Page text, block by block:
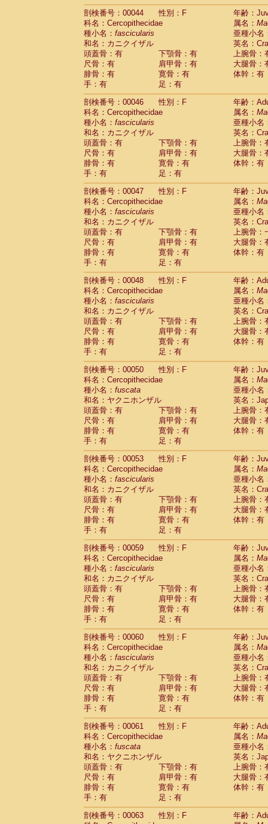
CercopithecidaeCercopithecus diana
CercopithecidaeCercopithecus
Cercopithecidae
Cercopithecus
Cercopithecidae
Cercopithecus mitis
CercopithecidaeCercopithecus mitis
CercopithecidaeCercopithecus mitis
CercopithecidaeCercopithecus mona
CercopithecidaeCercopithecus
CercopithecidaeCercopithecus
CercopithecidaeCercopithecus
Cercopithecidae
Cercopithecusspp.(0)
Cercopithecidae
Chlorocebus
CercopithecidaeChlorocebus
CercopithecidaeErythrocebus patas
CercopithecidaeMiopithecus talapoin
CercopithecidaeCercopithecinae spp.
CercopithecidaeColobus angolensis
CercopithecidaeColobus guereza (0)
Cercopithecidae Colobus polykomos
Cercopithecidae Piliocolobus badius
Cercopithecidae Kasi senex vetulus(1)
CercopithecidaeKasi senex
CercopithecidaeNasalis larvatus(0)
CercopithecidaePresbytes
CercopithecidaePygathrix nemaeus
CercopithecidaeSemnopithecus
Cercopithecidae
Trachypithecus
Cercopithecidae
Trachypithecus
Cercopithecidae
Trachypithecus
CercopithecidaeTrachypithecus
CercopithecidaeColobinae spp.(0)
CercopithecidaePresbytesinaespp.(0)
CercopithecidaeCercopithecidae
HylobatidaeHoolock hoolock(1)
HylobatidaeHylobates agilis
HylobatidaeHylobates klossii (0)
Hylobatidae
HylobatidaeHylobates moloch(2)
Hylobatidae Hylobates muelleri(0)
HylobatidaeHylobates pileatus(3)
Hylobatidae Hylobates
HylobatidaeHylobateshybrid(1)
HylobatidaeNomascus concolor(0)
HylobatidaeSymphalangus
Hominidae
(0)
Hominidae
Hominidae Gorilla gorilla beringei(0)
Hominidae Gorilla gorilla gorilla(0)
Primates misc.(0)
Scandentia Dendrogale melanura
Scandentia Ptilocercus lowii
ScandentiaTupaia glis
Scandentia
Scandentia
剖検番号：00044
性別：F
年齢：
科名：Cercopithecidae
属名：
種小名： fascicularis
亜種小名
和名：カニクイザル
英名：
頭蓋骨：有
下顎骨：有
上腕骨：
尺骨：有
肩甲骨：有
大腿骨：
腓骨：有
寛骨：有
体幹：有
手：有
足：有
剖検番号：00046
性別：F
年齢：
科名：Cercopithecidae
属名：
種小名： fascicularis
亜種小名
和名：カニクイザル
英名：
頭蓋骨：有
下顎骨：有
上腕骨：
尺骨：有
肩甲骨：有
大腿骨：
腓骨：有
寛骨：有
体幹：有
手：有
足：有
剖検番号：00047
性別：F
年齢：
科名：Cercopithecidae
属名：
種小名： fascicularis
亜種小名
和名：カニクイザル
英名：
頭蓋骨：有
下顎骨：有
上腕骨：
尺骨：有
肩甲骨：有
大腿骨：
腓骨：有
寛骨：有
体幹：有
手：有
足：有
剖検番号：00048
性別：F
年齢：
科名：Cercopithecidae
属名：
種小名： fascicularis
亜種小名
和名：カニクイザル
英名：
頭蓋骨：有
下顎骨：有
上腕骨：
尺骨：有
肩甲骨：有
大腿骨：
腓骨：有
寛骨：有
体幹：有
手：有
足：有
剖検番号：00050
性別：F
年齢：
科名：Cercopithecidae
属名：
種小名： fuscata
亜種小名
和名：ヤクニホンザル
英名：
頭蓋骨：有
下顎骨：有
上腕骨：
尺骨：有
肩甲骨：有
大腿骨：
腓骨：有
寛骨：有
体幹：有
手：有
足：有
剖検番号：00053
性別：F
年齢：
科名：Cercopithecidae
属名：
種小名： fascicularis
亜種小名
和名：カニクイザル
英名：
頭蓋骨：有
下顎骨：有
上腕骨：
尺骨：有
肩甲骨：有
大腿骨：
腓骨：有
寛骨：有
体幹：有
手：有
足：有
剖検番号：00059
性別：F
年齢：
科名：Cercopithecidae
属名：
種小名： fascicularis
亜種小名
和名：カニクイザル
英名：
頭蓋骨：有
下顎骨：有
上腕骨：
尺骨：有
肩甲骨：有
大腿骨：
腓骨：有
寛骨：有
体幹：有
手：有
足：有
剖検番号：00060
性別：F
年齢：
科名：Cercopithecidae
属名：
種小名： fascicularis
亜種小名
和名：カニクイザル
英名：
頭蓋骨：有
下顎骨：有
上腕骨：
尺骨：有
肩甲骨：有
大腿骨：
腓骨：有
寛骨：有
体幹：有
手：有
足：有
剖検番号：00061
性別：F
年齢：
科名：Cercopithecidae
属名：
種小名： fuscata
亜種小名
和名：ヤクニホンザル
英名：
頭蓋骨：有
下顎骨：有
上腕骨：
尺骨：有
肩甲骨：有
大腿骨：
腓骨：有
寛骨：有
体幹：有
手：有
足：有
剖検番号：00063
性別：F
年齢：